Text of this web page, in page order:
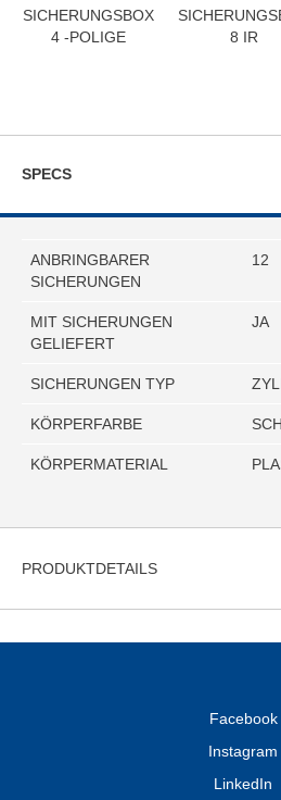
SICHERUNGSBOX
4 -POLIGE
8 IR
SPECS
ANBRINGBARER
SICHERUNGEN
12
MIT SICHERUNGEN
GELIEFERT
JA
SICHERUNGEN TYP
KÖRPERFARBE
KÖRPERMATERIAL
PRODUKTDETAILS
Facebook
Instagram
LinkedIn